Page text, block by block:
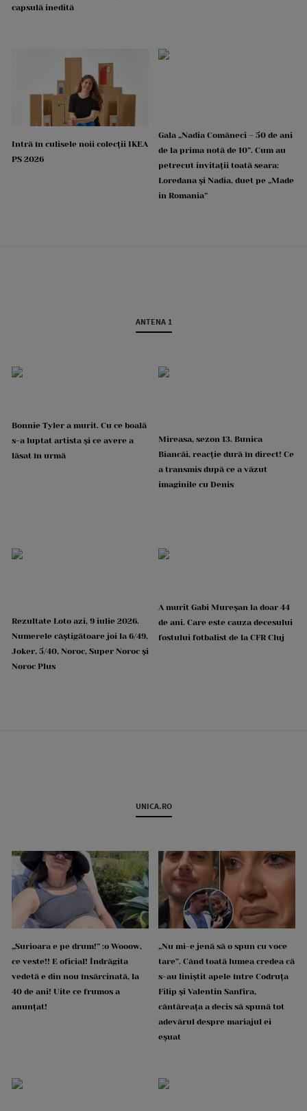
capsulă inedită
Intră în culisele noii colecții IKEA
PS 2026
Gala „Nadia Comăneci – 50 de ani
de la prima notă de 10”. Cum au
petrecut invitații toată seara:
Loredana și Nadia, duet pe „Made
in Romania”
ANTENA 1
Bonnie Tyler a murit. Cu ce boală
s-a luptat artista și ce avere a
lăsat în urmă
Mireasa, sezon 13. Bunica
Biancăi, reacție dură în direct! Ce
a transmis după ce a văzut
imaginile cu Denis
Rezultate Loto azi, 9 iulie 2026.
Numerele câștigătoare joi la 6/49,
Joker, 5/40, Noroc, Super Noroc și
Noroc Plus
A murit Gabi Mureșan la doar 44
de ani. Care este cauza decesului
fostului fotbalist de la CFR Cluj
UNICA.RO
„Surioara e pe drum!” :o Wooow,
ce veste!! E oficial! Îndrăgita
vedetă e din nou însărcinată, la
40 de ani! Uite ce frumos a
anunțat!
„Nu mi-e jenă să o spun cu voce
tare”. Când toată lumea credea că
s-au liniștit apele între Codruța
Filip și Valentin Sanfira,
cântăreața a decis să spună tot
adevărul despre mariajul ei
eșuat